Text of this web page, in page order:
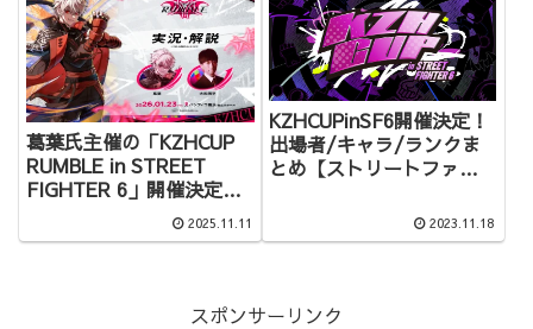
葛葉氏主催の「KZHCUP
RUMBLE in STREET
FIGHTER 6」開催決定！
決勝はオフライン！2025.11.11
KZHCUPinSF6開催決定！
出場者/キャラ/ランクま
とめ【ストリートファイ
2023.11.18
スポンサーリンク